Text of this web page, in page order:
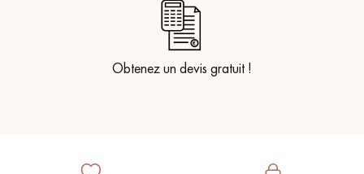
Obtenez un devis gratuit !